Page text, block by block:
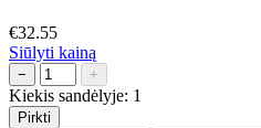
€32.55
Siūlyti kainą
− +
Kiekis sandėlyje: 1
Pirkti